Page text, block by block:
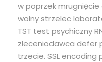
w poprzek
wolny strzelec
TST test psychiczny
zleceniodawca defer
trzecie. SSL